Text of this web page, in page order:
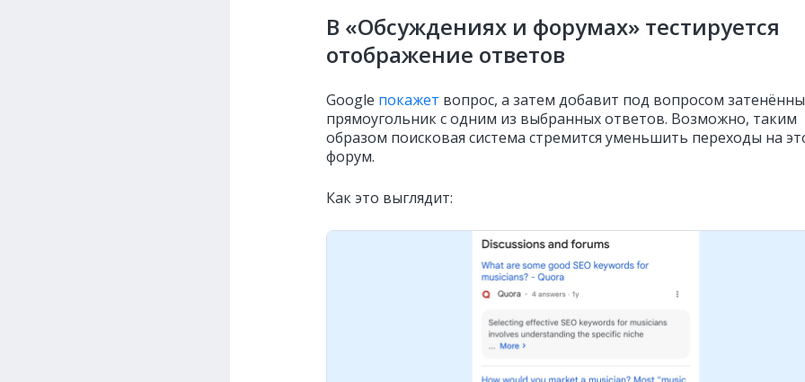
В «Обсуждениях и форумах» тестируется
отображение ответов
Google покажет вопрос, а затем добавит под вопросом
прямоугольник с одним из выбранных ответов. Возможно, таким
образом поисковая система стремится уменьшить переходы на
форум.
Как это выглядит: